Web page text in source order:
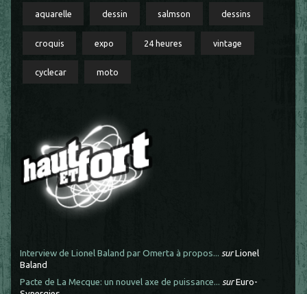
aquarelle dessin salmson dessins
croquis expo 24 heures vintage
cyclecar moto
Interview de Lionel Baland par Omerta à propos... surLionel
Baland
Pacte de La Mecque: un nouvel axe de puissance... surEuro-